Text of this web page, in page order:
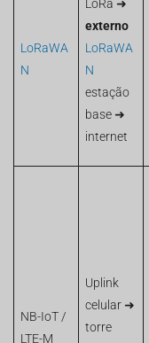
LoRaWA
N
LoRa ➜
externo
LoRaWA
N
estação
base ➜
internet
NB-IoT /
LTE-M
Uplink
celular ➜
torre